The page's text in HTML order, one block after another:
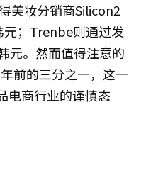
美妆分销商Silicon2
；Trenbe则通过发
元。然而值得注意的
前的三分之一，这一
电商行业的谨慎态